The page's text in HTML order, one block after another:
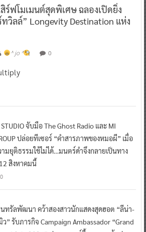
ร์ฟโมเมนต์สุดพิเศษ ฉลองเปิดยิ่ง
วิลล์” Longevity Destination แห่ง
^ jo ^ 0
STUDIO จับมือ The Ghost Radio และ MI
ปล่อยทีเซอร์ “คำสารภาพของหมอผี” เมื่อ
ามยุติธรรมใช้ไม่ได้…มนตร์ดำจึงกลายเป็นทาง
สิงหาคมนี้
0
นทรัลพัฒนา คว้าสองสาวนักแสดงสุดฮอต “ลีน่า-
” รับภารกิจ Campaign Ambassador “Grand